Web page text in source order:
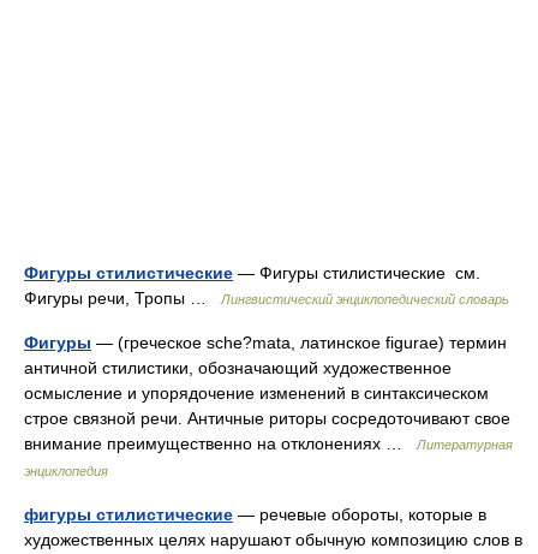
Фигуры стилистические — Фигуры стилистические см.
Фигуры речи, Тропы …
Лингвистический энциклопедический словарь
Фигуры — (греческое sche?mata, латинское figurae) термин
античной стилистики, обозначающий художественное
осмысление и упорядочение изменений в синтаксическом
строе связной речи. Античные риторы сосредоточивают свое
внимание преимущественно на отклонениях …
Литературная
энциклопедия
фигуры стилистические — речевые обороты, которые в
художественных целях нарушают обычную композицию слов в